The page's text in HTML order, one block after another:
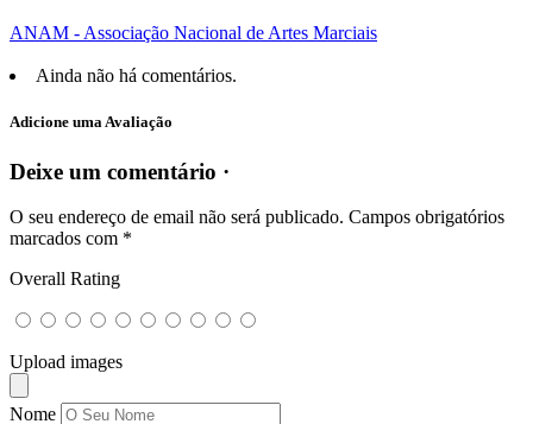
ANAM - Associação Nacional de Artes Marciais
Ainda não há comentários.
Adicione uma Avaliação
Deixe um comentário ·
O seu endereço de email não será publicado. Campos obrigatórios
marcados com *
Overall Rating
Upload images
Nome